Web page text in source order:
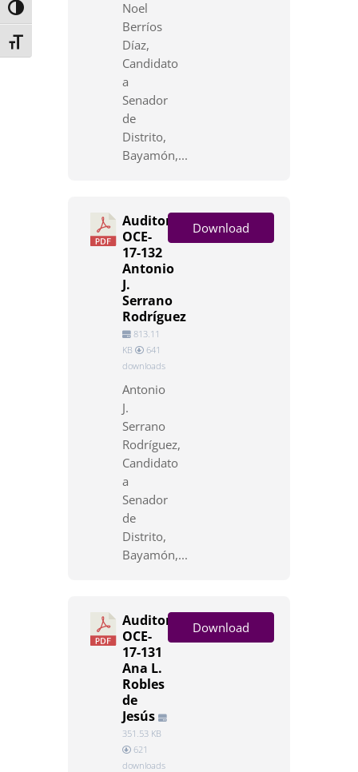
Toggle High Contrast
Toggle Font size
Noel
Berríos
Díaz,
Candidato
a
Senador
de
Distrito,
Bayamón,...
Auditoría
OCE-
17-132
Antonio
J.
Serrano
Rodríguez
813.11
KB
641
downloads
Antonio
J.
Serrano
Rodríguez,
Candidato
a
Senador
de
Distrito,
Bayamón,...
Download
Auditoría
OCE-
17-131
Ana L.
Robles
de
Jesús
351.53 KB
621
downloads
Download